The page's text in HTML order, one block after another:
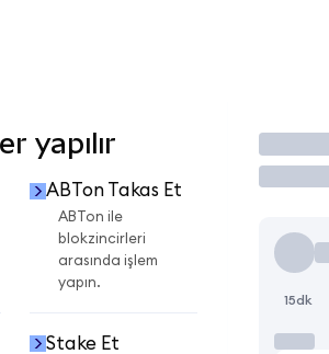
yapılır
ABTon Takas Et
ABTon ile
blokzincirleri
arasında işlem
yapın.
Stake Et
15dk